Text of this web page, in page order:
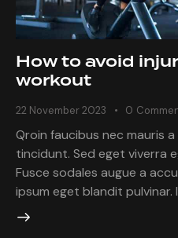
How to avoid
workout
22 November 2023 0
Qroin faucibus nec mauris
tincidunt. Sed eget viverra
Fusce sodales augue a
ipsum eget blandit